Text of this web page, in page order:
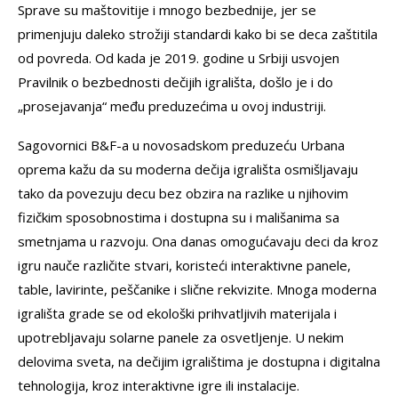
Sprave su maštovitije i mnogo bezbednije, jer se
primenjuju daleko strožiji standardi kako bi se deca zaštitila
od povreda. Od kada je 2019. godine u Srbiji usvojen
Pravilnik o bezbednosti dečijih igrališta, došlo je i do
„prosejavanja“ među preduzećima u ovoj industriji.
Sagovornici B&F-a u novosadskom preduzeću Urbana
oprema kažu da su moderna dečija igrališta osmišljavaju
tako da povezuju decu bez obzira na razlike u njihovim
fizičkim sposobnostima i dostupna su i mališanima sa
smetnjama u razvoju. Ona danas omogućavaju deci da kroz
igru nauče različite stvari, koristeći interaktivne panele,
table, lavirinte, peščanike i slične rekvizite. Mnoga moderna
igrališta grade se od ekološki prihvatljivih materijala i
upotrebljavaju solarne panele za osvetljenje. U nekim
delovima sveta, na dečijim igralištima je dostupna i digitalna
tehnologija, kroz interaktivne igre ili instalacije.